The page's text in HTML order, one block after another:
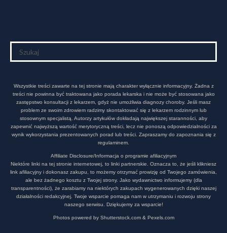
Wszystkie treści zawarte na tej stronie mają charakter wyłącznie informacyjny. Żadna z
treści nie powinna być traktowana jako porada lekarska i nie może być stosowana jako
zastępstwo konsultacji z lekarzem, gdyż nie umożliwia diagnozy choroby. Jeśli masz
problem ze swoim zdrowiem radzimy skontaktować się z lekarzem rodzinnym lub
stosownym specjalistą. Autorzy artykułów dokładają największej staranności, aby
zapewnić najwyższą wartość merytoryczną treści, lecz nie ponoszą odpowiedzialności za
wynik wykorzystania prezentowanych porad lub treści. Zapraszamy do zapoznania się z
regulaminem.
Affiliate Disclosure/Informacja o programie afiliacyjnym
Niektóre linki na tej stronie internetowej, to linki partnerskie. Oznacza to, że jeśli klikniesz
link afiliacyjny i dokonasz zakupu, to możemy otrzymać prowizję od Twojego zamówienia,
ale bez żadnego kosztu z Twojej strony. Jako wydawnictwo informujemy (dla
transparentności), że zarabiamy na niektórych zakupach wygenerowanych dzięki naszej
działalności redakcyjnej. Twoje wsparcie pomaga nam w utrzymaniu i rozwoju strony
naszego serwisu. Dziękujemy za wsparcie!
Photos powered by Shutterstock.com & Pexels.com